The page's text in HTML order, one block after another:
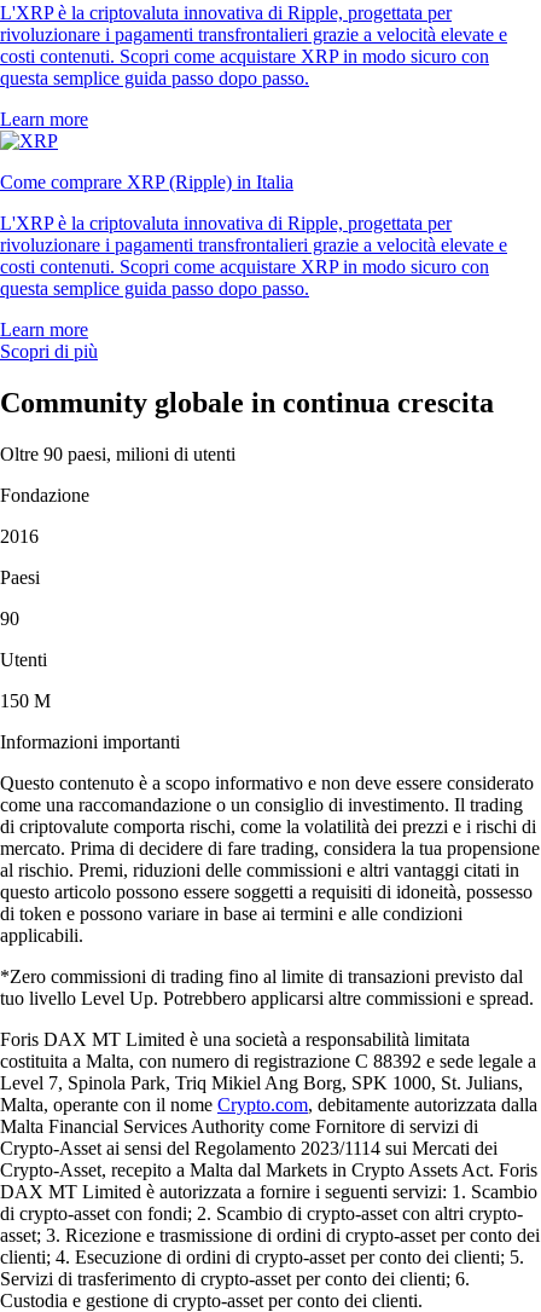
L'XRP è la criptovaluta innovativa di Ripple, progettata per
rivoluzionare i pagamenti transfrontalieri grazie a velocità elevate e
costi contenuti. Scopri come acquistare XRP in modo sicuro con
questa semplice guida passo dopo passo.
Learn more
Come comprare XRP (Ripple) in Italia
L'XRP è la criptovaluta innovativa di Ripple, progettata per
rivoluzionare i pagamenti transfrontalieri grazie a velocità elevate e
costi contenuti. Scopri come acquistare XRP in modo sicuro con
questa semplice guida passo dopo passo.
Learn more
Scopri di più
Community globale in continua crescita
Oltre 90 paesi, milioni di utenti
Fondazione
2016
Paesi
90
Utenti
150 M
Informazioni importanti
Questo contenuto è a scopo informativo e non deve essere considerato
come una raccomandazione o un consiglio di investimento. Il trading
di criptovalute comporta rischi, come la volatilità dei prezzi e i rischi di
mercato. Prima di decidere di fare trading, considera la tua propensione
al rischio. Premi, riduzioni delle commissioni e altri vantaggi citati in
questo articolo possono essere soggetti a requisiti di idoneità, possesso
di token e possono variare in base ai termini e alle condizioni
applicabili.
*Zero commissioni di trading fino al limite di transazioni previsto dal
tuo livello Level Up. Potrebbero applicarsi altre commissioni e spread.
Foris DAX MT Limited è una società a responsabilità limitata
costituita a Malta, con numero di registrazione C 88392 e sede legale a
Level 7, Spinola Park, Triq Mikiel Ang Borg, SPK 1000, St. Julians,
Malta, operante con il nome Crypto.com, debitamente autorizzata dalla
Malta Financial Services Authority come Fornitore di servizi di
Crypto-Asset ai sensi del Regolamento 2023/1114 sui Mercati dei
Crypto-Asset, recepito a Malta dal Markets in Crypto Assets Act. Foris
DAX MT Limited è autorizzata a fornire i seguenti servizi: 1. Scambio
di crypto-asset con fondi; 2. Scambio di crypto-asset con altri crypto-
asset; 3. Ricezione e trasmissione di ordini di crypto-asset per conto dei
clienti; 4. Esecuzione di ordini di crypto-asset per conto dei clienti; 5.
Servizi di trasferimento di crypto-asset per conto dei clienti; 6.
Custodia e gestione di crypto-asset per conto dei clienti.